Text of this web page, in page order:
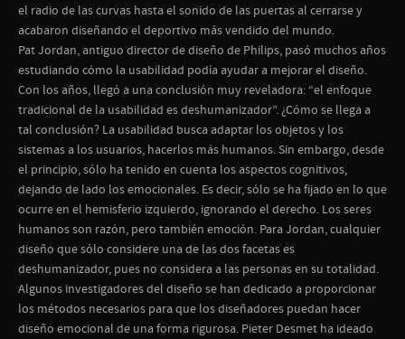
el radio de las curvas hasta el sonido de las puertas al cerrarse y
acabaron diseñando el deportivo más vendido del mundo.
Pat Jordan, antiguo director de diseño de Philips, pasó muchos años
estudiando cómo la usabilidad podía ayudar a mejorar el diseño.
Con los años, llegó a una conclusión muy reveladora: “el enfoque
tradicional de la usabilidad es deshumanizador”. ¿Cómo se llega a
tal conclusión? La usabilidad busca adaptar los objetos y los
sistemas a los usuarios, hacerlos más humanos. Sin embargo, desde
el principio, sólo ha tenido en cuenta los aspectos cognitivos,
dejando de lado los emocionales. Es decir, sólo se ha fijado en lo que
ocurre en el hemisferio izquierdo, ignorando el derecho. Los seres
humanos son razón, pero también emoción. Para Jordan, cualquier
diseño que sólo considere una de las dos facetas es
deshumanizador, pues no considera a las personas en su totalidad.
Algunos investigadores del diseño se han dedicado a proporcionar
los métodos necesarios para que los diseñadores puedan hacer
diseño emocional de una forma rigurosa. Pieter Desmet ha ideado